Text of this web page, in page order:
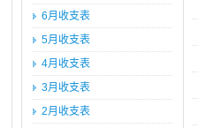
6月收支表
5月收支表
4月收支表
3月收支表
2月收支表